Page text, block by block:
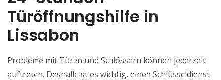
Türöffnungshilfe in
Lissabon
Probleme mit Türen und Schlössern können jederzeit
auftreten. Deshalb ist es wichtig, einen Schlüsseldienst